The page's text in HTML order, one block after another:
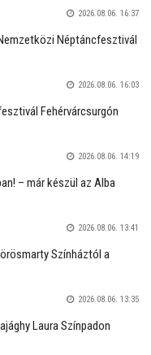
2026.08.06. 16:37
Néptáncfesztivál
2026.08.06. 16:03
Fehérvárcsurgón
2026.08.06. 14:19
– már készül az Alba
2026.08.06. 13:41
Színháztól a
2026.08.06. 13:35
Laura Színpadon